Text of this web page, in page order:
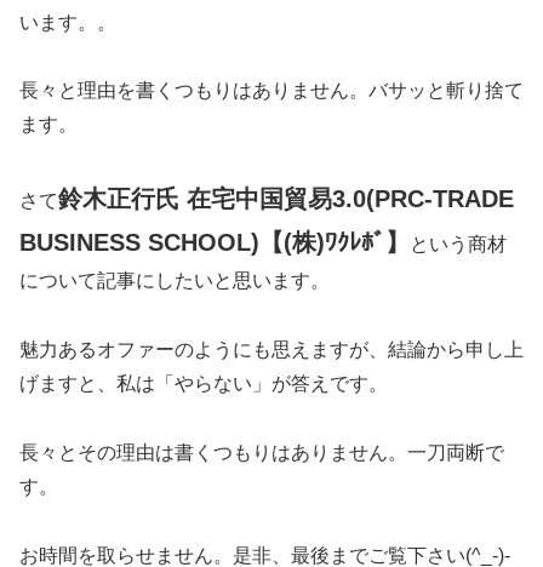
います。。
長々と理由を書くつもりはありません。バサッと斬り捨て
ます。
さて鈴木正行氏 在宅中国貿易3.0(PRC-TRADE
BUSINESS SCHOOL)【(株)ﾜｸﾚﾎﾞ】
という商材
について記事にしたいと思います。
魅力あるオファーのようにも思えますが、結論から申し上
げますと、私は「やらない」が答えです。
長々とその理由は書くつもりはありません。一刀両断で
す。
お時間を取らせません。是非、最後までご覧下さい(^_-)-